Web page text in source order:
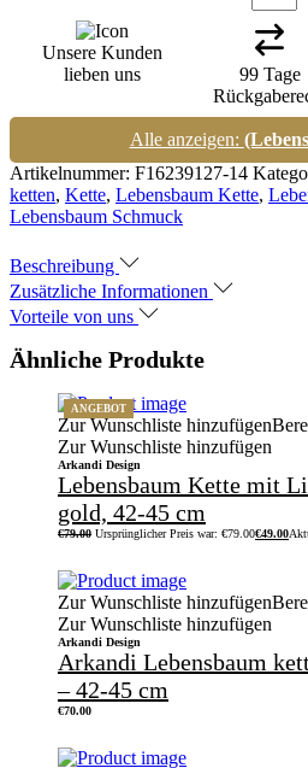
Unsere Kunden
lieben uns
99 Tage
Alle anzeigen:
Artikelnummer: F16239127-14
ketten, Kette, Lebensbaum Kette,
Lebensbaum Schmuck
Beschreibung
Zusätzliche Informationen
Vorteile von uns
Ähnliche Produkte
ANGEBOT
Zur Wunschliste hinzufügen
Zur Wunschliste hinzufügen
Arkandi Design
Lebensbaum Kette mit
gold, 42-45 cm
€79.00 Ursprünglicher Preis war: €79.00€49.00
Zur Wunschliste hinzufügen
Zur Wunschliste hinzufügen
Arkandi Design
Arkandi Lebensbaum
– 42-45 cm
€70.00